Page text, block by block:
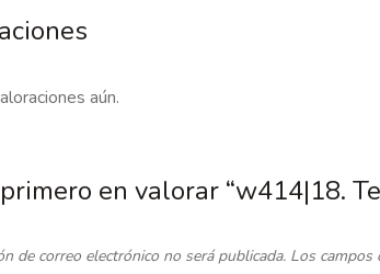
aún.
en valorar “w414|18.
de correo electrónico no será publicada. Los campos